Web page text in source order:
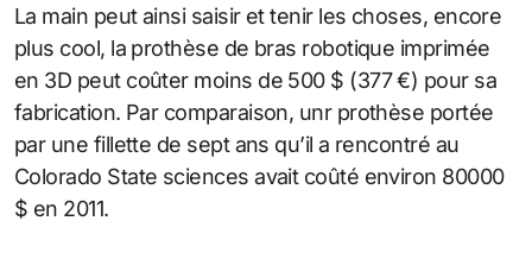
La main peut ainsi saisir et tenir les choses, encore
plus cool, la prothèse de bras robotique imprimée
en 3D peut coûter moins de 500 $ (377 €) pour sa
fabrication. Par comparaison, unr prothèse portée
par une fillette de sept ans qu’il a rencontré au
Colorado State sciences avait coûté environ 80000
$ en 2011.